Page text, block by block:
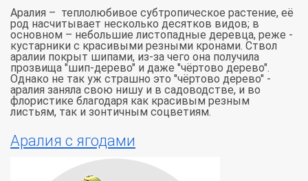
Аралия – теплолюбивое субтропическое растение, её
род насчитывает несколько десятков видов; в
основном – небольшие листопадные деревца, реже -
кустарники с красивыми резными кронами. Ствол
аралии покрыт шипами, из-за чего она получила
прозвища "шип-дерево" и даже "чёртово дерево".
Однако не так уж страшно это "чёртово дерево" -
аралия заняла свою нишу и в садоводстве, и во
флористике благодаря как красивым резным
листьям, так и зонтичным соцветиям.
Аралия с ягодами